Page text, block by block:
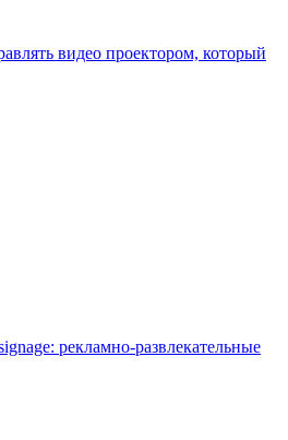
видео проектором, который
рекламно-развлекательные